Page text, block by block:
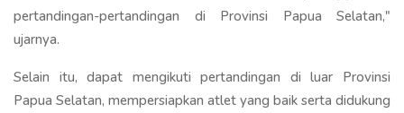
pertandingan-pertandingan di Provinsi Papua Selatan,"
ujarnya.
Selain itu, dapat mengikuti pertandingan di luar Provinsi
Papua Selatan, mempersiapkan atlet yang baik serta didukung